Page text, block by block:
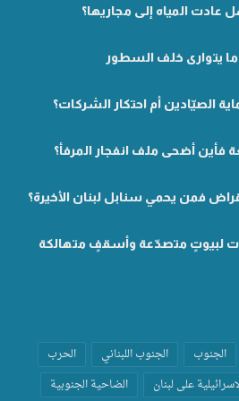
عادت المياه إلى مجاريها؟
يتوارى خلف السطور
الصيّادين أم احتكار الشركات؟
أضحى ملف انفجار المرفأ؟
فمن يحمي سنابل لبنان الأخيرة؟
لبيوتٍ متصدّعة وأسقفٍ متهالكة
الجنوب الجنوب اللبناني
الحرب
على لبنان الضاحية الجنوبية